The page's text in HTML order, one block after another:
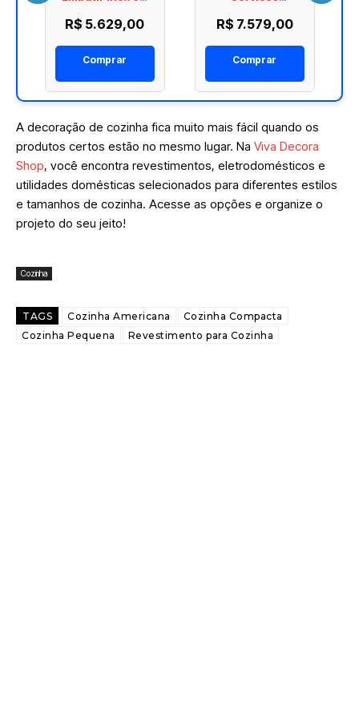
Acetinado
R$ 5.629,00
Comprar
6Programas
R$ 7.579,00
Comprar
A decoração de cozinha fica muito mais fácil quando os
produtos certos estão no mesmo lugar. Na Viva Decora
Shop, você encontra revestimentos, eletrodomésticos e
utilidades domésticas selecionados para diferentes estilos
e tamanhos de cozinha. Acesse as opções e organize o
projeto do seu jeito!
Cozinha
TAGS Cozinha Americana
Cozinha Compacta
Cozinha Pequena
Revestimento para Cozinha